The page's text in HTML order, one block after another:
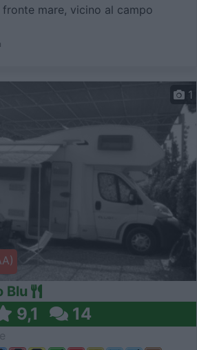
mare, vicino al campo
1
Blu
9,1 14